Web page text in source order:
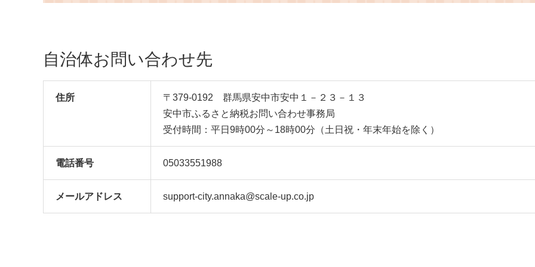
植物油不使用 防災食品
っつ おつまみ おやつ
大容量 ふるさと納税ナ
ッツ 業務用
植物油不使用 防災食品
大容量 ふるさと納税ナ
ッツ 業務用
用 非常食 保存食 備蓄
自治体お問い合わせ先
住所
〒379-0192 群馬県安中市安中１－２３－１３
安中市ふるさと納税お問い合わせ事務局
受付時間：平日9時00分～18時00分（土日祝・年末年始を除く）
電話番号 05033551988
メールアドレス support-city.annaka@scale-up.co.jp